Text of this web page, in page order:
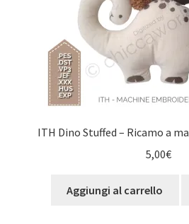
ITH Dino Stuffed – Ricamo a
5,00€
Aggiungi al carrello